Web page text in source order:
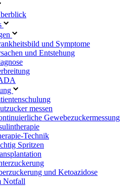
und Symptome
und Entstehung
messen
Gewebezuckermessung
Technik
Spritzen
und Ketoazidose
Notfall